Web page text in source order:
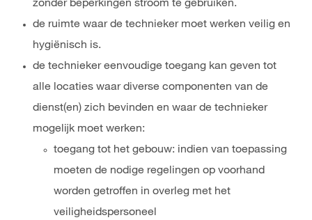
zonder beperkingen stroom te gebruiken.
de ruimte waar de technieker moet werken veilig en
hygiënisch is.
de technieker eenvoudige toegang kan geven tot
alle locaties waar diverse componenten van de
dienst(en) zich bevinden en waar de technieker
mogelijk moet werken:
toegang tot het gebouw: indien van toepassing
moeten de nodige regelingen op voorhand
worden getroffen in overleg met het
veiligheidspersoneel